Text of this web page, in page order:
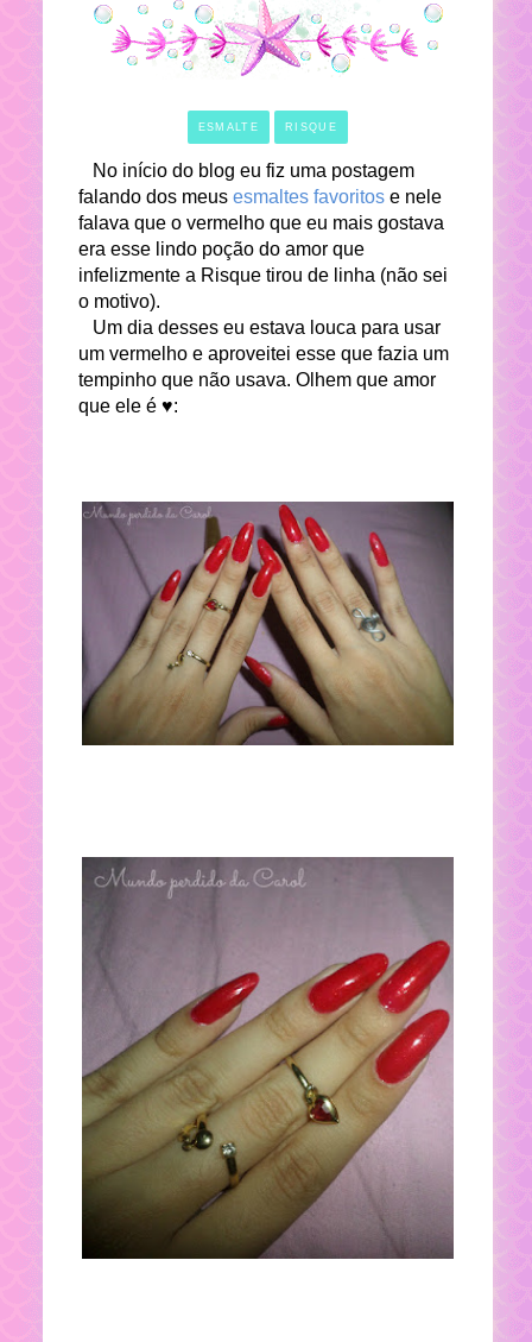
ESMALTE RISQUE
No início do blog eu fiz uma postagem
falando dos meusesmaltes favoritose nele
falava que o vermelho que eu mais gostava
era esse lindo poção do amor que
infelizmente a Risque tirou de linha (não sei
o motivo).
Um dia desses eu estava louca para usar
um vermelho e aproveitei esse que fazia um
tempinho que não usava. Olhem que amor
que ele é ♥: